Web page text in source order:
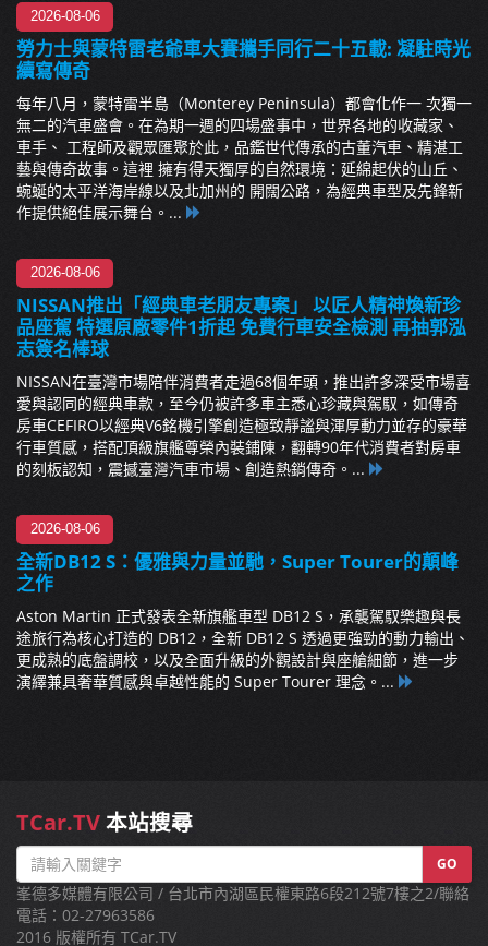
2026-08-06
勞力士與蒙特雷老爺車大賽攜手同行二十五載: 凝駐時光
續寫傳奇
每年八月，蒙特雷半島（Monterey Peninsula）都會化作一 次獨一
無二的汽車盛會。在為期一週的四場盛事中，世界各地的收藏家、
車手、 工程師及觀眾匯聚於此，品鑑世代傳承的古董汽車、精湛工
藝與傳奇故事。這裡 擁有得天獨厚的自然環境：延綿起伏的山丘、
蜿蜒的太平洋海岸線以及北加州的 開闊公路，為經典車型及先鋒新
作提供絕佳展示舞台。...
2026-08-06
NISSAN推出「經典車老朋友專案」 以匠人精神煥新珍
品座駕 特選原廠零件1折起 免費行車安全檢測 再抽郭泓
志簽名棒球
NISSAN在臺灣市場陪伴消費者走過68個年頭，推出許多深受市場喜
愛與認同的經典車款，至今仍被許多車主悉心珍藏與駕馭，如傳奇
房車CEFIRO以經典V6銘機引擎創造極致靜謐與渾厚動力並存的豪華
行車質感，搭配頂級旗艦尊榮內裝鋪陳，翻轉90年代消費者對房車
的刻板認知，震撼臺灣汽車市場、創造熱銷傳奇。...
2026-08-06
全新DB12 S：優雅與力量並馳，Super Tourer的顛峰
之作
Aston Martin 正式發表全新旗艦車型 DB12 S，承襲駕馭樂趣與長
途旅行為核心打造的 DB12，全新 DB12 S 透過更強勁的動力輸出、
更成熟的底盤調校，以及全面升級的外觀設計與座艙細節，進一步
演繹兼具奢華質感與卓越性能的 Super Tourer 理念。...
TCar.TV本站搜尋
GO
峯德多媒體有限公司 / 台北市內湖區民權東路6段212號7樓之2/聯絡
電話：02-27963586
2016 版權所有 TCar.TV